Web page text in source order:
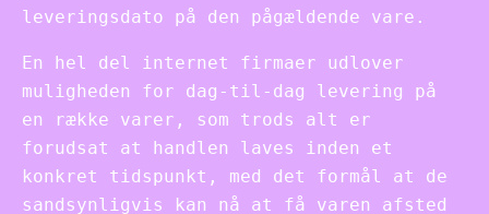
leveringsdato på den pågældende vare.
En hel del internet firmaer udlover
muligheden for dag-til-dag levering på
en række varer, som trods alt er
forudsat at handlen laves inden et
konkret tidspunkt, med det formål at de
sandsynligvis kan nå at få varen afsted